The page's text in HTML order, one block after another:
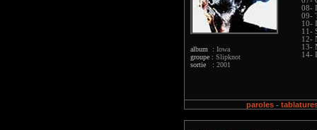
album : Iowa
groupe : Slipknot
sortie : 2001
08-
09-
10-
11-
12-
13-
14-
paroles-